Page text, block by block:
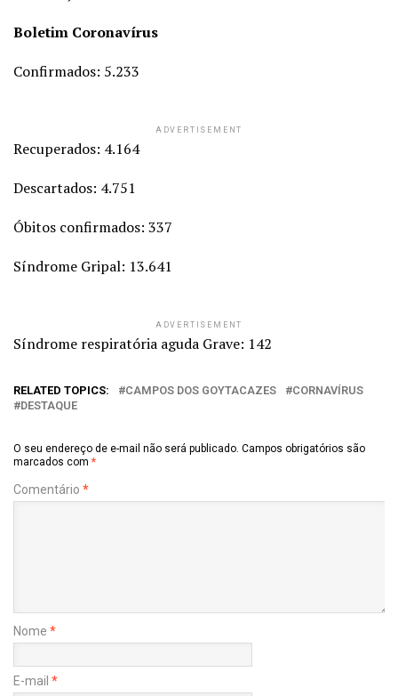
Boletim Coronavírus
Confirmados: 5.233
ADVERTISEMENT
Recuperados: 4.164
Descartados: 4.751
Óbitos confirmados: 337
Síndrome Gripal: 13.641
ADVERTISEMENT
Síndrome respiratória aguda Grave: 142
RELATED TOPICS: CAMPOS DOS GOYTACAZES
CORNAVÍRUS
DESTAQUE
O seu endereço de e-mail não será publicado. Campos obrigatórios são
marcados com *
Comentário *
Nome *
E-mail *